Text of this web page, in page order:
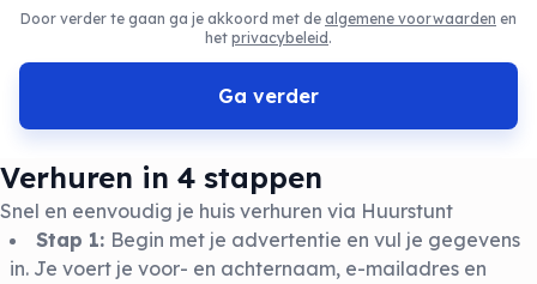
Door verder te gaan ga je akkoord met de algemene voorwaarden en
het privacybeleid .
Ga verder
Verhuren in 4 stappen
Snel en eenvoudig je huis verhuren via Huurstunt
Stap 1: Begin met je advertentie en vul je gegevens
in. Je voert je voor- en achternaam, e-mailadres en